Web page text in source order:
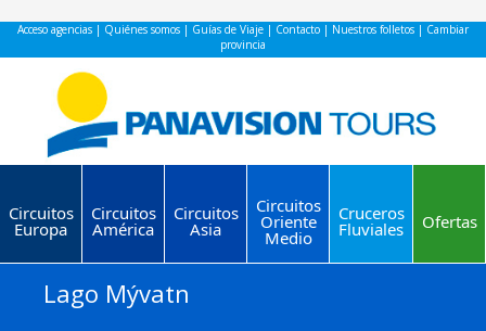
Acceso agencias | Quiénes somos | Guías de Viaje | Contacto | Nuestros folletos | Cambiar
provincia
Circuitos
Europa
Circuitos
América
Circuitos
Asia
Circuitos
Oriente
Medio
Cruceros
Fluviales Ofertas
Lago Mývatn